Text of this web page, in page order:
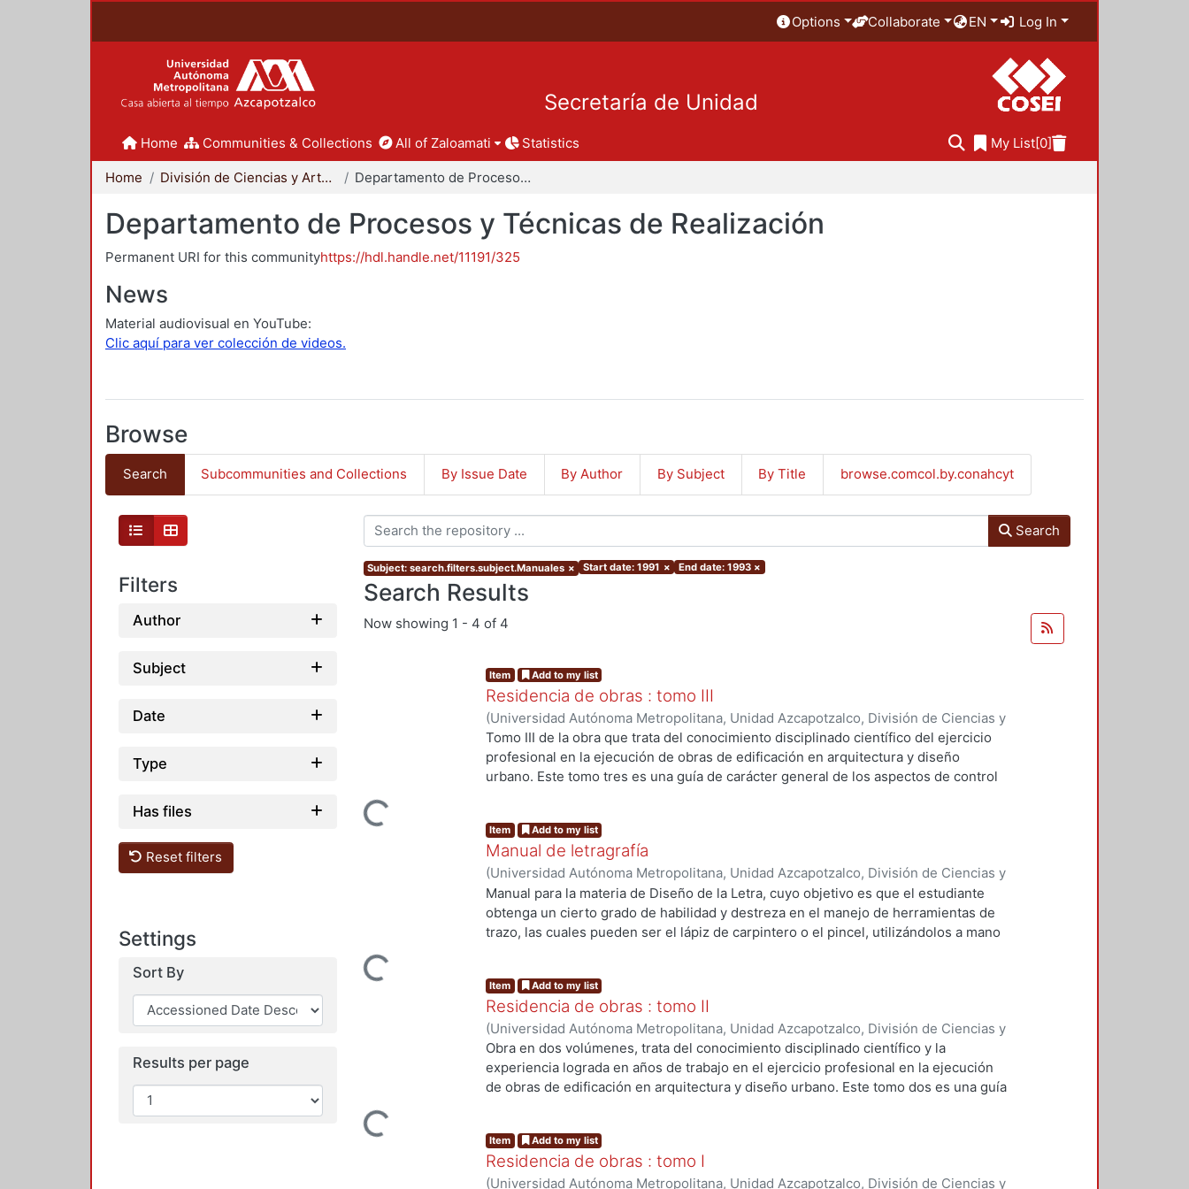
Options Collaborate EN Log In
Secretaría de Unidad
Home Communities & Collections All of Zaloamati Statistics My List[0]
Home División de Ciencias y Artes para el Diseño Departamento de Procesos y Técnicas de Realización
Departamento de Procesos y Técnicas de Realización
Permanent URI for this communityhttps://hdl.handle.net/11191/325
News
Material audiovisual en YouTube:
Clic aquí para ver colección de videos.
Browse
Search Subcommunities and Collections By Issue Date By Author By Subject By Title browse.comcol.by.conahcyt
Filters
Author
Subject
Date
Type
Has files
Reset filters
Settings
Sort By
Results per page
Search
Subject: search.filters.subject.Manuales × Start date: 1991 × End date: 1993 ×
Search Results
Now showing 1 - 4 of 4
Loading...
Item Add to my list
Residencia de obras : tomo III
(Universidad Autónoma Metropolitana, Unidad Azcapotzalco, División de Ciencias y
Artes para el Diseño, Departamento de Procesos y Técnicas de Realización,1992
Jiménez Trejo, Joaquín;Sosa Pedroza, Tomás;Carpio Utrilla, César Jorge;Vilchis
Salazar, Rubén;Montenegro, Arturo;Poó Rubio, Aurora, coordinadora
Tomo III de la obra que trata del conocimiento disciplinado científico del ejercicio
profesional en la ejecución de obras de edificación en arquitectura y diseño
urbano. Este tomo tres es una guía de carácter general de los aspectos de control
Loading...
Item Add to my list
Manual de letragrafía
(Universidad Autónoma Metropolitana, Unidad Azcapotzalco, División de Ciencias y
Artes para el Diseño, Departamento de Procesos y Técnicas de Realización,1993
Alarcon Vital, Gonzalo Javier
Manual para la materia de Diseño de la Letra, cuyo objetivo es que el estudiante
obtenga un cierto grado de habilidad y destreza en el manejo de herramientas de
trazo, las cuales pueden ser el lápiz de carpintero o el pincel, utilizándolos a mano
Loading...
Item Add to my list
Residencia de obras : tomo II
(Universidad Autónoma Metropolitana, Unidad Azcapotzalco, División de Ciencias y
Artes para el Diseño, Departamento de Procesos y Técnicas de Realización
Jiménez Trejo, Joaquín ;Azorín Bernárdez, Telmo;Cervantes Abarca, Alejandro;
Franco Daza, Guadalupe;Poó Rubio, Aurora, coordinadora
Obra en dos volúmenes, trata del conocimiento disciplinado científico y la
experiencia lograda en años de trabajo en el ejercicio profesional en la ejecución
de obras de edificación en arquitectura y diseño urbano. Este tomo dos es una guía
general sobre éstos, que sepa donde recurrir cuando se le presente algún
problema sobre el tema.
Item Add to my list
Residencia de obras : tomo I
(Universidad Autónoma Metropolitana, Unidad Azcapotzalco, División de Ciencias y